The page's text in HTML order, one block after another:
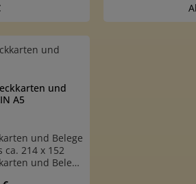
von
Seite offen,
Einsteckkarten
etwas
sehr
aus glasklarer,
0,06 mm
Schutzhüllen
Preis:
Gib den gewünschten
A5 bis ca. 148 x
212 mmeine
und
A5
und Belege
ca. 214 x 152
und Belege